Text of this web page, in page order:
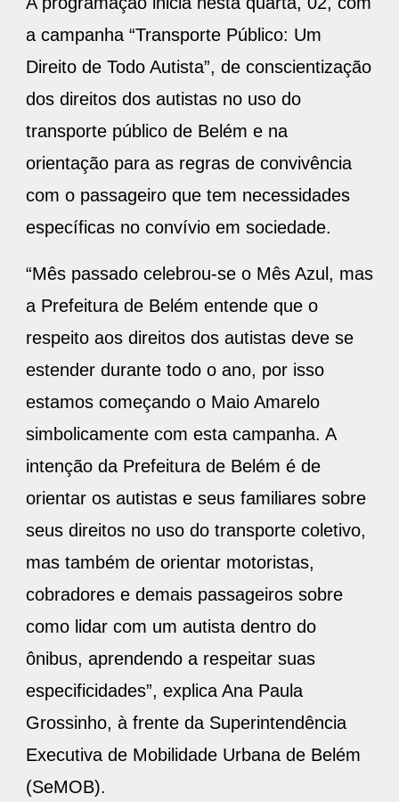
a campanha “Transporte Público: Um
Direito de Todo Autista”, de conscientização
dos direitos dos autistas no uso do
transporte público de Belém e na
orientação para as regras de convivência
com o passageiro que tem necessidades
específicas no convívio em sociedade.
“Mês passado celebrou-se o Mês Azul, mas
a Prefeitura de Belém entende que o
respeito aos direitos dos autistas deve se
estender durante todo o ano, por isso
estamos começando o Maio Amarelo
simbolicamente com esta campanha. A
intenção da Prefeitura de Belém é de
orientar os autistas e seus familiares sobre
seus direitos no uso do transporte coletivo,
mas também de orientar motoristas,
cobradores e demais passageiros sobre
como lidar com um autista dentro do
ônibus, aprendendo a respeitar suas
especificidades”, explica Ana Paula
Grossinho, à frente da Superintendência
Executiva de Mobilidade Urbana de Belém
(SeMOB).